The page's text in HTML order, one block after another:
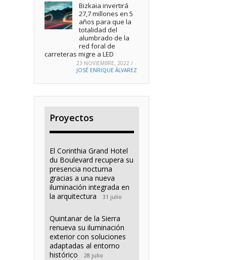
Bizkaia invertirá
27,7 millones en 5
años para que la
totalidad del
alumbrado de la
red foral de
carreteras migre a LED
23 NOVIEMBRE, 2022 /
JOSÉ ENRIQUE ÁLVAREZ
Proyectos
El Corinthia Grand Hotel
du Boulevard recupera su
presencia nocturna
gracias a una nueva
iluminación integrada en
la arquitectura
31 julio
Quintanar de la Sierra
renueva su iluminación
exterior con soluciones
adaptadas al entorno
histórico
28 julio